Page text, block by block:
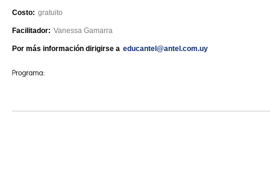
Costo: gratuito
Facilitador: Vanessa Gamarra
Por más información dirigirse a educantel@antel.com.uy